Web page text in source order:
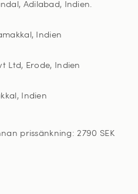
Adilabad, Indien.
Indien
Ltd, Erode, Indien
Indien
prissänkning: 2790 SEK